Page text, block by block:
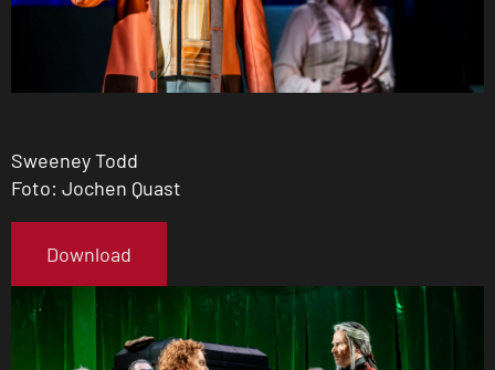
Sweeney Todd
Foto: Jochen Quast
Download